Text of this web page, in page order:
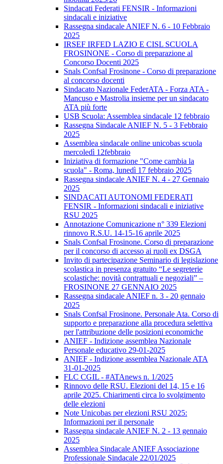
Sindacati Federati FENSIR - Informazioni
sindacali e iniziative
Rassegna sindacale ANIEF N. 6 - 10 Febbraio
2025
IRSEF IRFED LAZIO E CISL SCUOLA
FROSINONE - Corso di preparazione al
Concorso Docenti 2025
Snals Confsal Frosinone - Corso di preparazione
al concorso docenti
Sindacato Nazionale FederATA - Forza ATA -
Mancuso e Mastrolia insieme per un sindacato
ATA più forte
USB Scuola: Assemblea sindacale 12 febbraio
Rassegna Sindacale ANIEF N. 5 - 3 Febbraio
2025
Assemblea sindacale online unicobas scuola
mercoledì 12febbraio
Iniziativa di formazione "Come cambia la
scuola" - Roma, lunedì 17 febbraio 2025
Rassegna sindacale ANIEF N. 4 - 27 Gennaio
2025
SINDACATI AUTONOMI FEDERATI
FENSIR - Informazioni sindacali e iniziative
RSU 2025
Annotazione Comunicazione n° 339 Elezioni
rinnovo R.S.U. 14-15-16 aprile 2025
Snals Confsal Frosinone. Corso di preparazione
per il concorso di accesso ai ruoli ex DSGA
Invito di partecipazione Seminario di legislazione
scolastica in presenza gratuito “Le segreterie
scolastiche: novità contrattuali e negoziali” –
FROSINONE 27 GENNAIO 2025
Rassegna sindacale ANIEF n. 3 - 20 gennaio
2025
Snals Confsal Frosinone. Personale Ata. Corso di
supporto e preparazione alla procedura selettiva
per l'attribuzione delle posizioni economiche
ANIEF - Indizione assemblea Nazionale
Personale educativo 29-01-2025
ANIEF - Indizione assemblea Nazionale ATA
31-01-2025
FLC CGIL - #ATAnews n. 1/2025
Rinnovo delle RSU. Elezioni del 14, 15 e 16
aprile 2025. Chiarimenti circa lo svolgimento
delle elezioni
Note Unicobas per elezioni RSU 2025:
Informazioni per il personale
Rassegna sindacale ANIEF N. 2 - 13 gennaio
2025
Assemblea Sindacale ANIEF Associazione
Professionale Sindacale 22/01/2025